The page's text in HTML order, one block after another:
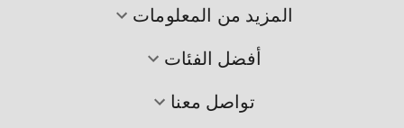
المزيد من المعلومات
أفضل الفئات
تواصل معنا